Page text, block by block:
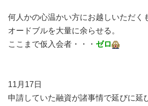
何人かの心温かい方にお越しいただく
オードブルを大量に余らせる。
ここまで仮入会者・・・ ゼロ
11月17日
申請していた融資が諸事情で延びに延